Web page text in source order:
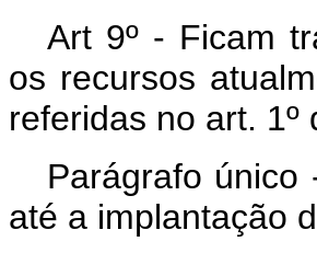
Art 9º - Ficam
os recursos
referidas no art. 1º
Parágrafo único
até a implantação